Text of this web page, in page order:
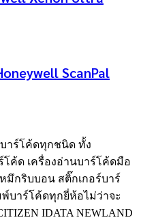
ScanPal
าร์โค้ดทุกชนิด ทั้ง
โค้ด เครื่องอ่านบาร์โค้ดมือ
มึกริบบอน สติ๊กเกอร์บาร์
บาร์โค้ดทุกยี่ห้อไม่ว่าจะ
IDATA NEWLAND